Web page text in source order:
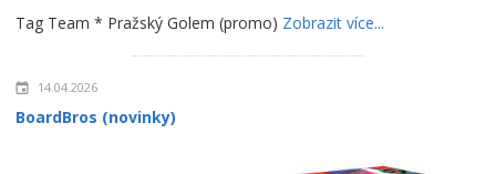
Tag Team * Pražský Golem (promo) Zobrazit více...
14.04.2026
BoardBros (novinky)